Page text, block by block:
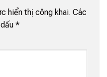
hiển thị công khai. Các
*